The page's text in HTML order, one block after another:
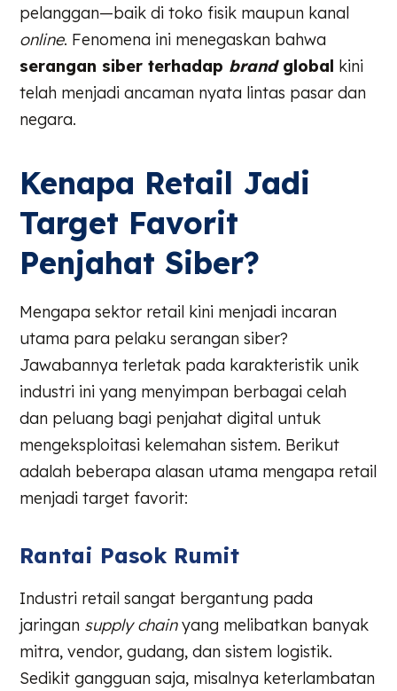
pelanggan—baik di toko fisik maupun kanal
online. Fenomena ini menegaskan bahwa
serangan siber terhadap brandglobal kini
telah menjadi ancaman nyata lintas pasar dan
negara.
Kenapa Retail Jadi
Target Favorit
Penjahat Siber?
Mengapa sektor retail kini menjadi incaran
utama para pelaku serangan siber?
Jawabannya terletak pada karakteristik unik
industri ini yang menyimpan berbagai celah
dan peluang bagi penjahat digital untuk
mengeksploitasi kelemahan sistem. Berikut
adalah beberapa alasan utama mengapa retail
menjadi target favorit:
Rantai Pasok Rumit
Industri retail sangat bergantung pada
jaringan supply chainyang melibatkan banyak
mitra, vendor, gudang, dan sistem logistik.
Sedikit gangguan saja, misalnya keterlambatan